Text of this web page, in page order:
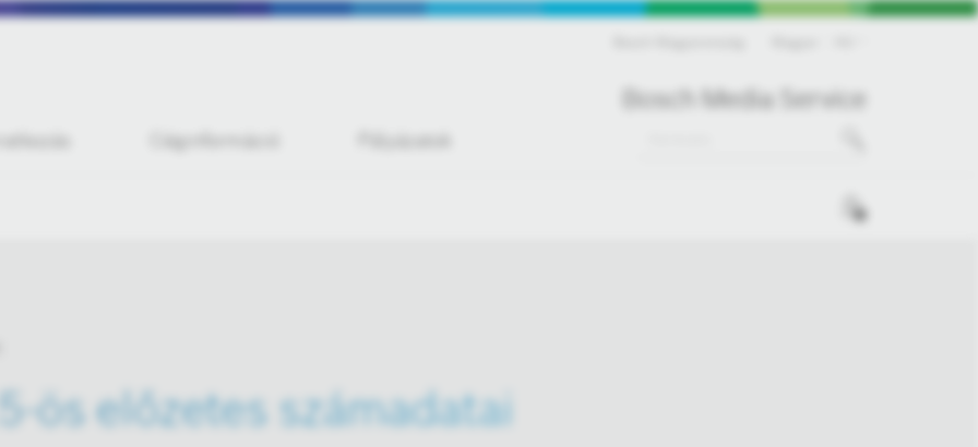
Bosch Media Service
Céginformáció
ös előzetes számadatai